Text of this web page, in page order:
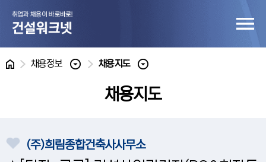
홈 채용정보 채용지도
채용지도
(주)희림종합건축사사무소